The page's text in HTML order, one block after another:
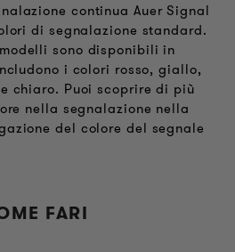
continua Auer Signal
di segnalazione standard.
sono disponibili in
i colori rosso, giallo,
chiaro. Puoi scoprire di più
nella segnalazione nella
del colore del segnale
FARI